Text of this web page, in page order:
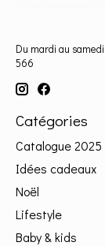
Du mardi au
566
Catégories
Catalogue 2025
Idées cadeaux
Noël
Lifestyle
Baby & kids